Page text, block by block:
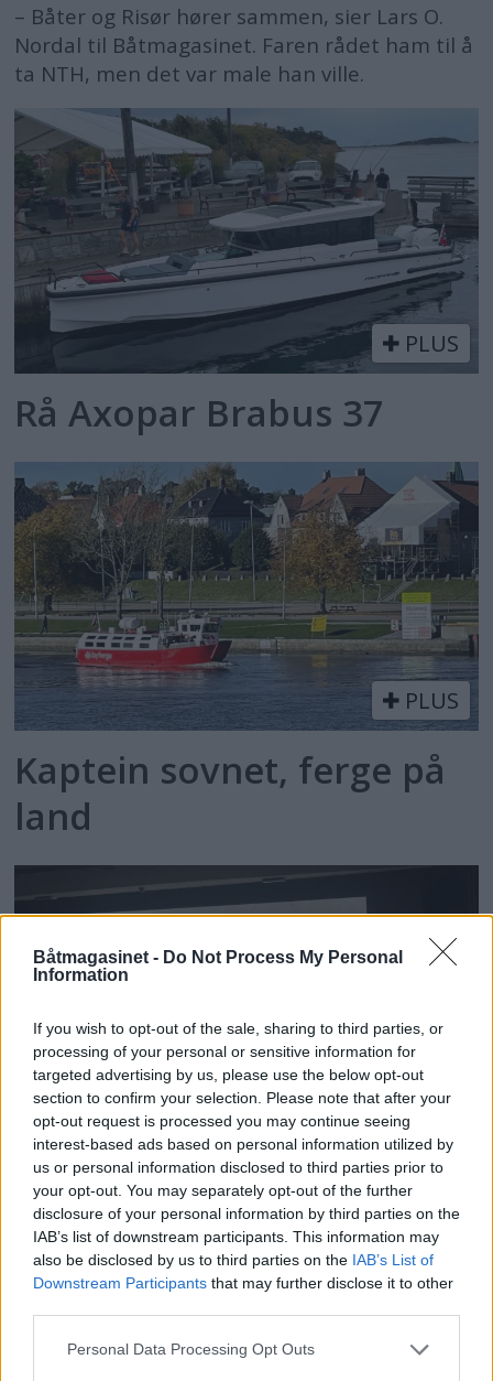
Båtmagasinet - Do Not Process My Personal
Information
If you wish to opt-out of the sale, sharing to third parties, or
processing of your personal or sensitive information for
targeted advertising by us, please use the below opt-out
section to confirm your selection. Please note that after your
opt-out request is processed you may continue seeing
interest-based ads based on personal information utilized by
us or personal information disclosed to third parties prior to
your opt-out. You may separately opt-out of the further
disclosure of your personal information by third parties on the
IAB’s list of downstream participants. This information may
also be disclosed by us to third parties on the IAB’s List of
Downstream Participants that may further disclose it to other
Personal Data Processing Opt Outs
– Båter og Risør hører sammen, sier Lars O.
Nordal til Båtmagasinet. Faren rådet ham til å
ta NTH, men det var male han ville.
PLUS
Rå Axopar Brabus 37
PLUS
Kaptein sovnet, ferge på
land
PLUS
- Kysten er underfortalt